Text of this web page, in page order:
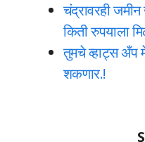
चंद्रावरही
किती रुपयाला
तुमचे व्हाट्स अँप
शकणार.!